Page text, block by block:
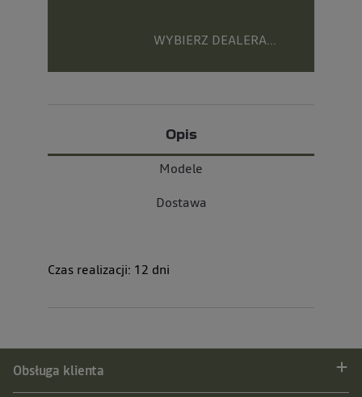
WYBIERZ DEALERA...
Opis
Modele
Dostawa
Czas realizacji: 12 dni
Obsługa klienta